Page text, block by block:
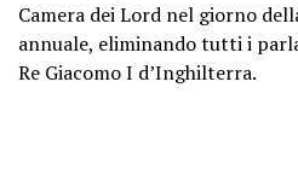
Camera dei Lord nel giorno
annuale, eliminando tutti i
Re Giacomo I d’Inghilterra.